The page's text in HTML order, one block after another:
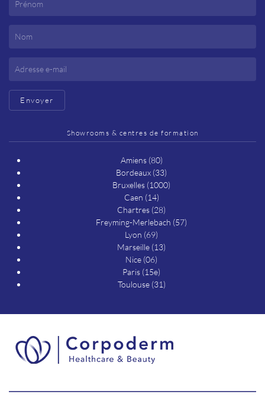
Envoyer
Showrooms & centres de formation
Amiens (80)
Bordeaux (33)
Bruxelles (1000)
Caen (14)
Chartres (28)
Freyming-Merlebach (57)
Lyon (69)
Marseille (13)
Nice (06)
Paris (15e)
Toulouse (31)